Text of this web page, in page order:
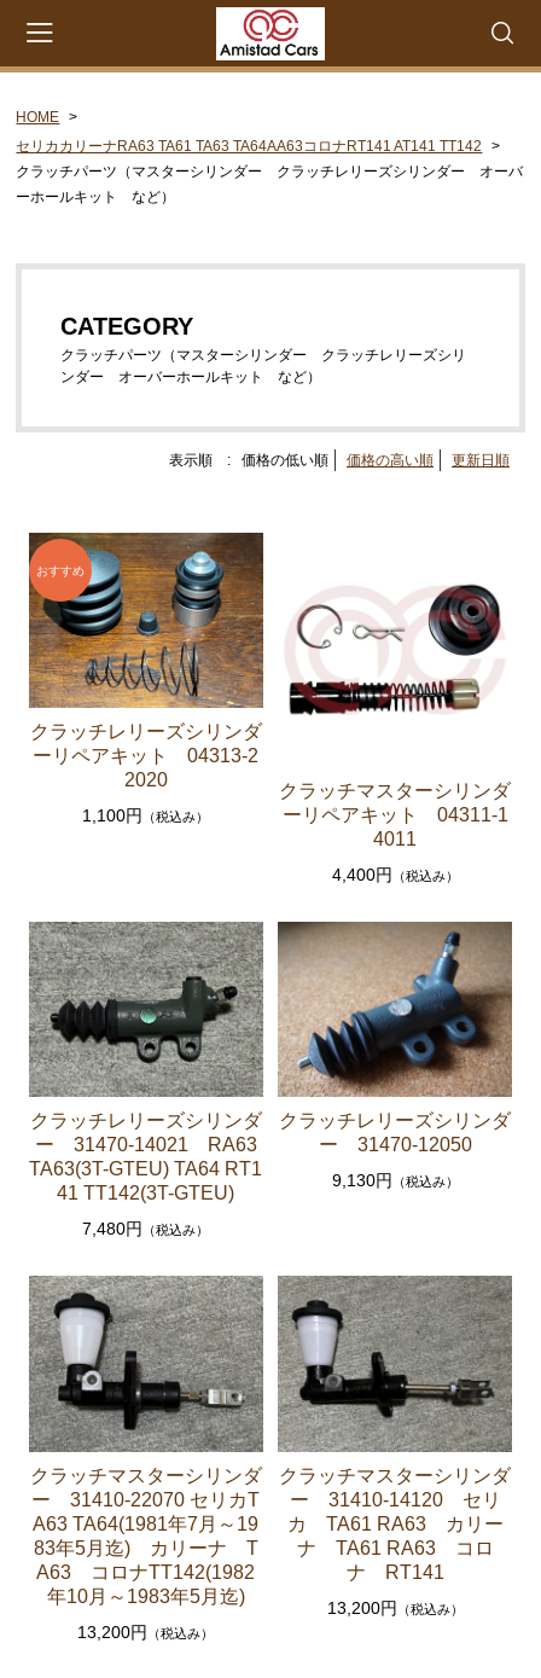
CATEGORY
エンジンパーツ 4M-EU
エンジンパーツ 5M-EU
セリカXX GA61 MA61 MA63
エンジンパーツ 5M-GEU MA61
エンジンパーツ M-TEU MA63
エンジンパーツ 1G-GEU GA61
エンジンパーツ 1G-EU GA61
エンジンパーツ（マウント 他）
ブレーキパーツ（マスターシリンダー リペアキッ
クラッチパーツ（マスターシリンダー クラッチレリ
ステアリングパーツ（各種リペアキット ラックブー
ツ ラックエンド タイロッドエンド など）
足回りパーツ（アッパーマウント ベアリング ボールジ
ョイント ブッシュ類 など）
燃料パーツ（ポンプ フィルター ダンパー センダ
駆動パーツ（センターサポートベアリング ドライブ
シャフトブーツ デフなど）
スープラ GA70 GA70H MA70 JZA70
エンジンパーツ 7M-GTEU MA70
エンジンパーツ 1JZ-GTE JZA70
エンジンパーツ 1G-GTEU GA70 GA70H
エンジンパーツ 1G-GEU GA70
エンジンパーツ 1G-EU GA70
エンジンパーツ 1G-FE GA70
ブレーキパーツ（マスターシリンダー リペアキッ
ト ホース など）
HOME
セリカカリーナRA63 TA61 TA63 TA64AA63コロナRT141 AT141 TT142
クラッチパーツ（マスターシリンダー クラッチレリーズシリンダー オーバ
ーホールキット など）
CATEGORY
クラッチパーツ（マスターシリンダー クラッチレリーズシリ
ンダー オーバーホールキット など）
表示順 : 価格の低い順 価格の高い順 更新日順
クラッチレリーズシリンダ
ーリペアキット 04313-2
2020
1,100円 （税込み）
クラッチマスターシリンダ
ーリペアキット 04311-1
4011
4,400円 （税込み）
クラッチレリーズシリンダ
ー 31470-14021 RA63
TA63(3T-GTEU) TA64 RT1
41 TT142(3T-GTEU)
7,480円 （税込み）
クラッチレリーズシリンダ
ー 31470-12050
9,130円 （税込み）
クラッチマスターシリンダ
ー 31410-22070 セリカT
A63 TA64(1981年7月～19
83年5月迄) カリーナ T
A63 コロナTT142(1982
年10月～1983年5月迄)
13,200円 （税込み）
クラッチマスターシリンダ
ー 31410-14120 セリ
カ TA61 RA63 カリー
ナ TA61 RA63 コロ
ナ RT141
13,200円 （税込み）